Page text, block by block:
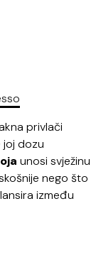
privlači
joj dozu
unosi svježinu
nego što
između